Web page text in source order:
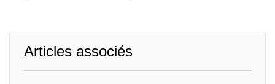
Articles associés